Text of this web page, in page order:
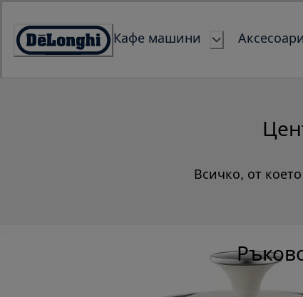
Content
Accessibility
Кафе машини Аксесоари
Всичко, от